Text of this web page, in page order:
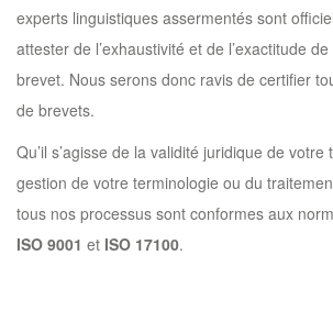
experts linguistiques assermentés sont
attester de l’exhaustivité et de l’exactitude
brevet. Nous serons donc ravis de certifier
de brevets.
Qu’il s’agisse de la validité juridique de
gestion de votre terminologie ou du
tous nos processus sont conformes aux
ISO 9001 et ISO 17100.